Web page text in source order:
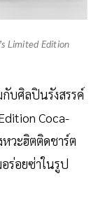
Limited Edition
กับศิลปินรังสรรค์
Coca-
วะฮิตติดชาร์ต
ร่อยซ่าในรูป